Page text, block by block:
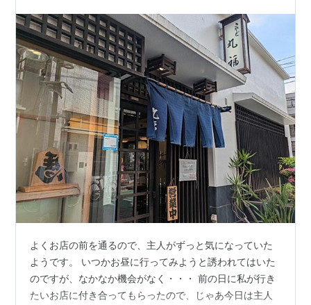
よくお店の前を通るので、主人がずっと気になっていた
ようです。 いつかお昼に行ってみようと誘われてはいた
のですが、なかなか機会がなく・・・ 前の日に私が行き
たいお店に付き合ってもらったので、じゃあ今日は主人